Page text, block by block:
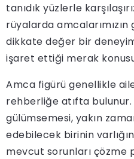
tanıdık yüzlerle
rüyalarda
dikkate değer bir
işaret ettiği merak
Amca figürü genellikle
rehberliğe atıfta
gülümsemesi, yakın
edebilecek birinin
mevcut sorunları çözme